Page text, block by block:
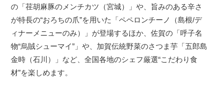
の「荏胡麻豚のメンチカツ（宮城）」や、旨みのある辛さ
が特長の“おろちの爪”を用いた「ペペロンチーノ（島根/デ
ィナーメニューのみ）」が登場するほか、佐賀の「呼子名
物“烏賊シューマイ”」や、加賀伝統野菜のさつま芋「五郎島
金時（石川）」など、全国各地のシェフ厳選“こだわり食
材”を楽しめます。